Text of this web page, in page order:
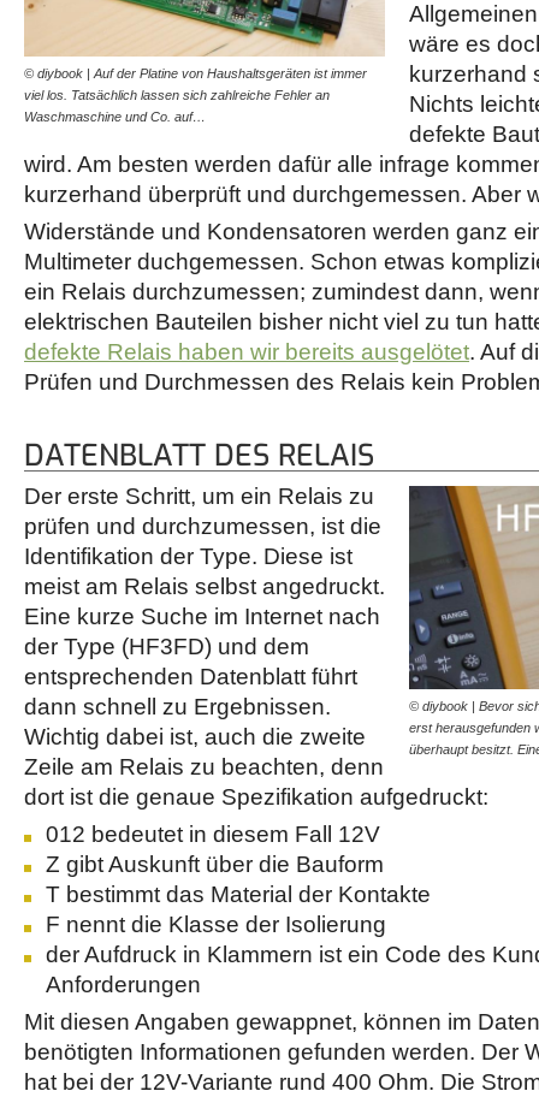
© diybook | Auf der Platine von Haushaltsgeräten ist immer
viel los. Tatsächlich lassen sich zahlreiche Fehler an
Waschmaschine und Co. auf…
wäre es
kurzerhand
Nichts
defekte
wird. Am besten werden dafür alle infrage
kurzerhand überprüft und durchgemessen. Aber
Widerstände und Kondensatoren werden ganz
Multimeter duchgemessen. Schon etwas
ein Relais durchzumessen; zumindest dann,
elektrischen Bauteilen bisher nicht viel zu tun
defekte Relais haben wir bereits ausgelötet. Auf
Prüfen und Durchmessen des Relais kein
DATENBLATT DES RELAIS
© diybook | Bevor
erst herausgefunden
überhaupt besitzt.
Der erste Schritt, um ein Relais zu
prüfen und durchzumessen, ist die
Identifikation der Type. Diese ist
meist am Relais selbst angedruckt.
Eine kurze Suche im Internet nach
der Type (HF3FD) und dem
entsprechenden Datenblatt führt
dann schnell zu Ergebnissen.
Wichtig dabei ist, auch die zweite
Zeile am Relais zu beachten, denn
dort ist die genaue Spezifikation aufgedruckt:
012 bedeutet in diesem Fall 12V
Z gibt Auskunft über die Bauform
T bestimmt das Material der Kontakte
F nennt die Klasse der Isolierung
der Aufdruck in Klammern ist ein Code des
Anforderungen
Mit diesen Angaben gewappnet, können im
benötigten Informationen gefunden werden. Der
hat bei der 12V-Variante rund 400 Ohm. Die